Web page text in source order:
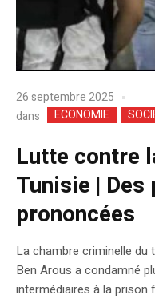
26 septembre 2025
dans
ECONOMIE
Lutte contre
Tunisie |
prononcées
La chambre criminelle du
Ben Arous a condamné
intermédiaires à la prison